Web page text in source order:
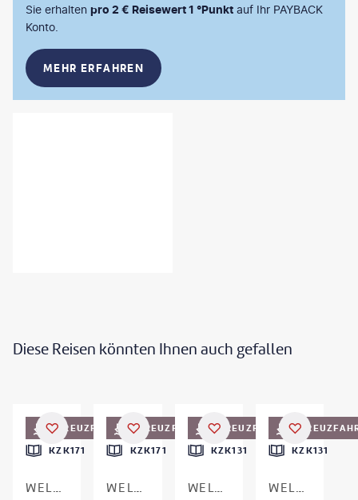
Sie erhalten pro 2 € Reisewert 1 °Punkt auf Ihr PAYBACK
Konto.
MEHR ERFAHREN
Diese Reisen könnten Ihnen auch gefallen
KREUZFAHRT
KZK171
WELTKREUZFAHRT
KREUZFAHRT
KZK171
WELTKREUZFAHRT
KREUZFAHRT
KZK131
WELTKREUZFAHRT
KZK131
WELTKREUZFAHRT